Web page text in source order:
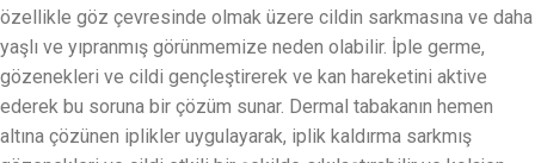
özellikle göz çevresinde olmak üzere cildin sarkmasına ve daha
yaşlı ve yıpranmış görünmemize neden olabilir. İple germe,
gözenekleri ve cildi gençleştirerek ve kan hareketini aktive
ederek bu soruna bir çözüm sunar. Dermal tabakanın hemen
altına çözünen iplikler uygulayarak, iplik kaldırma sarkmış